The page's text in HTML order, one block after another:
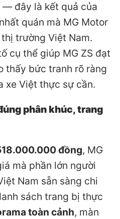
— đây là kết quả của
quán mà MG Motor
trường Việt Nam.
cụ thể giúp MG ZS đạt
thấy bức tranh rõ ràng
xe Việt thực sự cần.
phân khúc, trang
đồng, MG
mà phần lớn người
Nam sẵn sàng chi
sách trang bị thực
toàn cảnh, màn